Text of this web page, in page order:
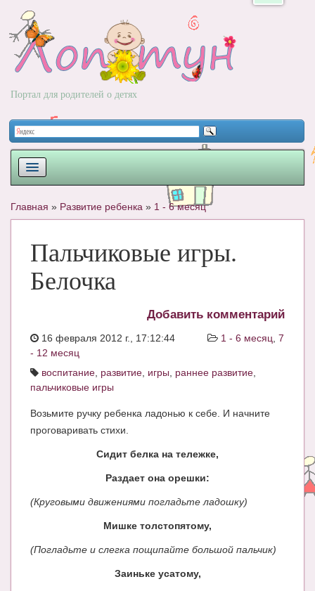
Портал для родителей о детях
НОВОРОЖДЕННЫЙ
РАЗВИТИЕ
ЧАТ
КНИГИ
Рекомендовано
Сказки
СООБЩЕСТВА
Главная » Развитие ребенка » 1 - 6 месяц
Пальчиковые игры.
Белочка
Добавить комментарий
16 февраля 2012 г., 17:12:44 1 - 6 месяц 7
- 12 месяц
воспитание развитие игры раннее развитие
пальчиковые игры
Возьмите ручку ребенка ладонью к себе. И начните
проговаривать стихи.
Сидит белка на тележке,
Раздает она орешки:
(Круговыми движениями погладьте ладошку)
Мишке толстопятому,
(Погладьте и слегка пощипайте большой пальчик)
Заиньке усатому,